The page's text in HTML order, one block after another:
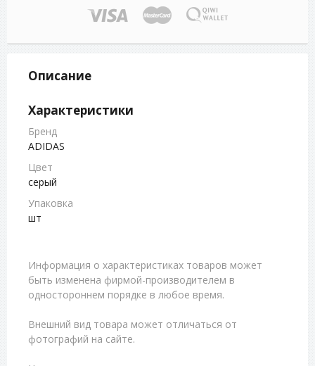
Описание
Характеристики
Бренд
ADIDAS
Цвет
серый
Упаковка
шт
Информация о характеристиках товаров может
быть изменена фирмой-производителем в
одностороннем порядке в любое время.
Внешний вид товара может отличаться от
фотографий на сайте.